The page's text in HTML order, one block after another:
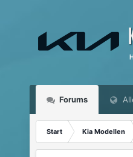
Forums
Start Kia Modellen